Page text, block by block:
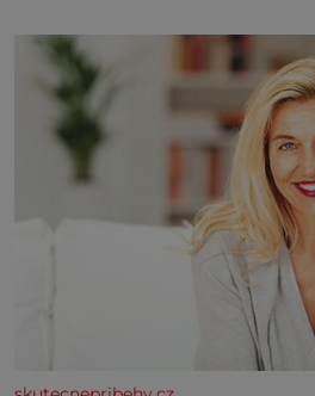
procházel uličkami lotyšské
kontaktoval tamní zednářské
oblasti žádným nováčkem,